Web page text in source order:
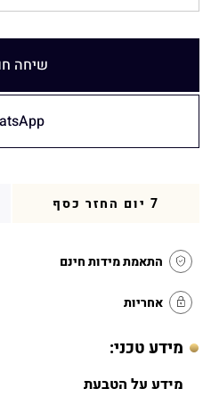
שיחה
7 יום החזר כסף
התאמת מידות חינם
אחריות
מידע טכני:
מידע על הטבעת